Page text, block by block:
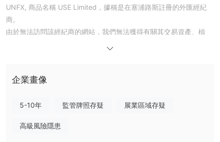
UNFX, 商品名稱 USE Limited，據稱是在塞浦路斯註冊的外匯經紀
商。
由於無法訪問該經紀商的網站，我們無法獲得有關其交易資產、槓
分的原因。請注意風險。
UNFX宣傳它是一家主要提供外匯交易的外匯經紀商。但是，無法在
客戶支持
企業畫像
5-10年 監管牌照存疑 展業區域存疑
高級風險隱患